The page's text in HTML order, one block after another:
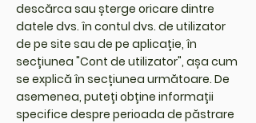
descărca sau șterge oricare dintre
datele dvs. în contul dvs. de utilizator
de pe site sau de pe aplicație, în
secțiunea "Cont de utilizator", așa cum
se explică în secțiunea următoare. De
asemenea, puteți obține informații
specifice despre perioada de păstrare